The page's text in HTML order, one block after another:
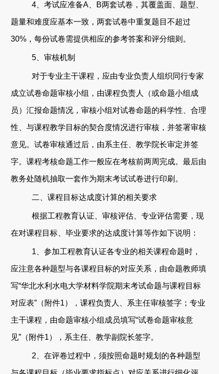
4 、考试应准备A B两套试卷，其覆盖面、题型、
题量和难度应基本一致，两套试卷中重复题目不超过
30% ，每份试卷需提供相应的参考答案和评分细则。
5 、审核机制
对于专业主干课程，应由专业负责人组织同行专家
成立试卷命题审核小组，由课程负责人（或命题小组成
员）汇报命题情况，审核小组对试卷命题的科学性、合理
性、与课程教学目标的契合度情况进行审核，并签署审核
意见。试卷审核通过后，由系主任、教学院长审定并签
字。课程考核命题工作一般应在考核前两周完成。最后由
教务处随机抽取一套作为期末考试试卷进行印刷。
二、课程目标达成度计算的相关要求
根据工程教育认证、审核评估、专业评估需要 ，现
在对课程目标、毕业要求的达成度计算等作如下说明：
1 、参加工程教育认证各专业的相关课程命题时，
应注意各种题型与各课程目标的对应关系，由命题教师填
写“华北水利水电大学材料学院期末考试命题与课程目标
对应表” （附件1），课程负责人、系主任审核签字；专业
主干课程，由命题审核小组成员填写“试卷命题审核意
见” （附件1），系主任、教学副院长签字。
2 、在评卷过程中，须按照命题时规划的各种题型